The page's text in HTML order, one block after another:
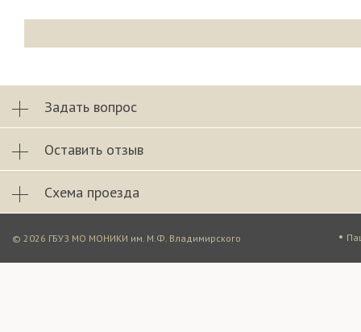
Задать вопрос
Оставить отзыв
Схема проезда
© 2026 ГБУЗ МО МОНИКИ им. М.Ф. Владимирского •